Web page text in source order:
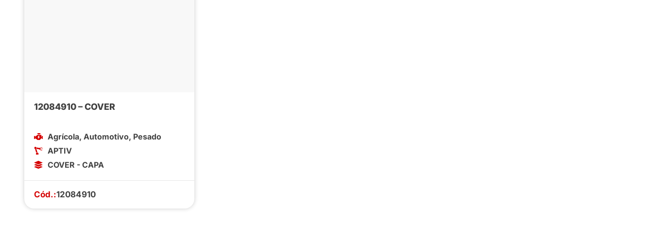
12084910 – COVER
Agrícola, Automotivo, Pesado
APTIV
COVER - CAPA
Cód.:12084910